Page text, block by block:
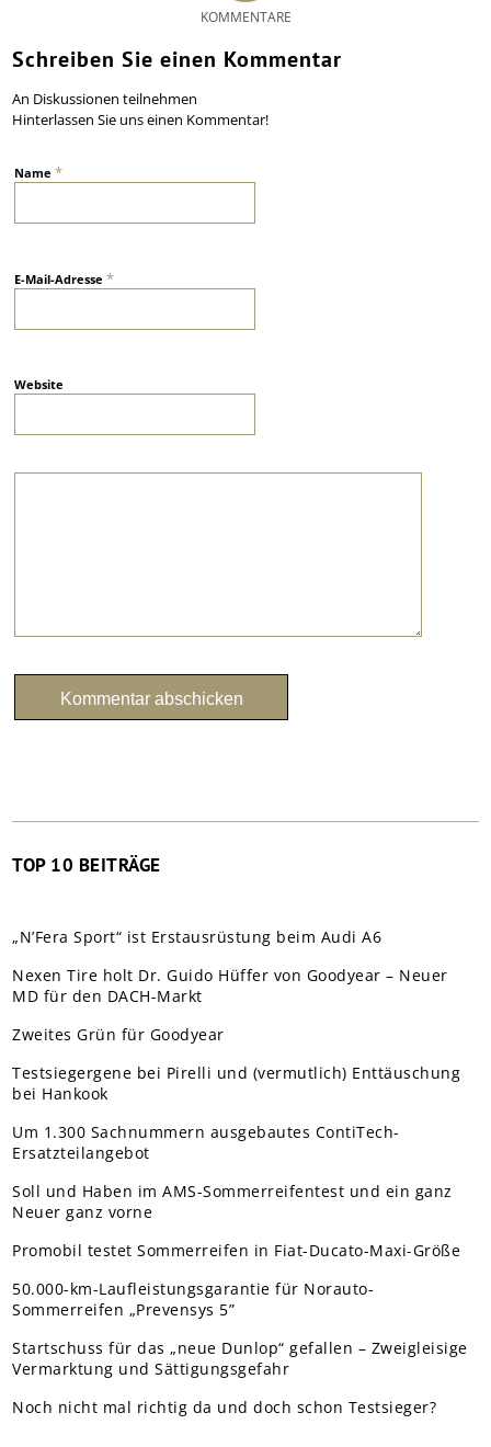
KOMMENTARE
Schreiben Sie einen Kommentar
An Diskussionen teilnehmen
Hinterlassen Sie uns einen Kommentar!
Name*
E-Mail-Adresse*
Website
TOP 10 BEITRÄGE
„N’Fera Sport“ ist Erstausrüstung beim Audi A6
Nexen Tire holt Dr. Guido Hüffer von Goodyear – Neuer
MD für den DACH-Markt
Zweites Grün für Goodyear
Testsiegergene bei Pirelli und (vermutlich) Enttäuschung
bei Hankook
Um 1.300 Sachnummern ausgebautes ContiTech-
Ersatzteilangebot
Soll und Haben im AMS-Sommerreifentest und ein ganz
Neuer ganz vorne
Promobil testet Sommerreifen in Fiat-Ducato-Maxi-Größe
50.000-km-Laufleistungsgarantie für Norauto-
Sommerreifen „Prevensys 5”
Startschuss für das „neue Dunlop“ gefallen – Zweigleisige
Vermarktung und Sättigungsgefahr
Noch nicht mal richtig da und doch schon Testsieger?